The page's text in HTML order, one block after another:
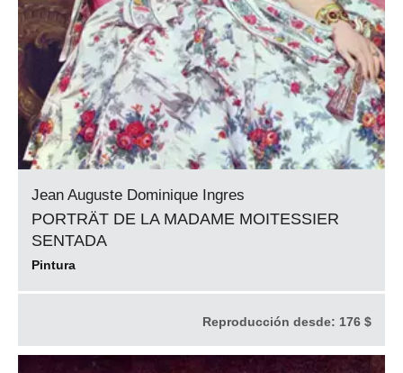
Jean Auguste Dominique Ingres
PORTRÄT DE LA MADAME MOITESSIER
SENTADA
Pintura
Reproducción desde: 176 $